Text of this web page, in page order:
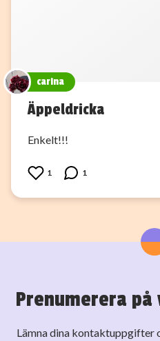
carina
Äppeldricka
Enkelt!!!
1 1
Prenumerera
Lämna dina kontaktuppgifter